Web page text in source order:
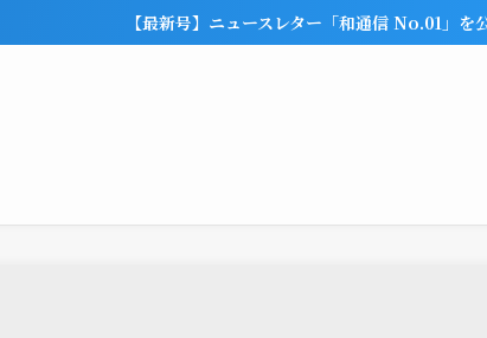
【最新号】ニュースレター「和通信 No.01」を